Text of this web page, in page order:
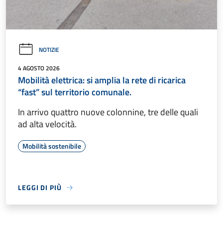
NOTIZIE
4 AGOSTO 2026
Mobilità elettrica: si amplia la rete di ricarica
“fast” sul territorio comunale.
In arrivo quattro nuove colonnine, tre delle quali
ad alta velocità.
Mobilità sostenibile
LEGGI DI PIÙ